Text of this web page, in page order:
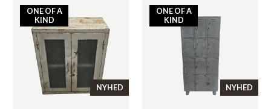
NYHED
ONE OF A
KIND
NYHED
ONE OF A
KIND